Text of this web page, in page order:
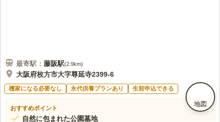
地図
最寄駅： 藤阪駅(2.9km)
大阪府枚方市大字尊延寺2399-6
檀家になる必要なし 永代供養プランあり 生前申込できる
おすすめポイント
自然に包まれた公園墓地